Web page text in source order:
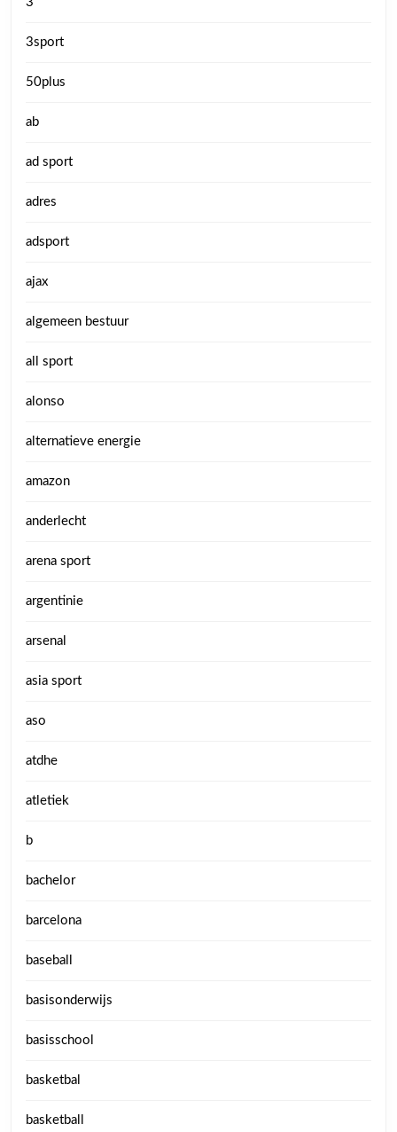
3sport
50plus
ab
ad sport
adres
adsport
ajax
algemeen bestuur
all sport
alonso
alternatieve energie
amazon
anderlecht
arena sport
argentinie
arsenal
asia sport
aso
atdhe
atletiek
b
bachelor
barcelona
baseball
basisonderwijs
basisschool
basketbal
basketball